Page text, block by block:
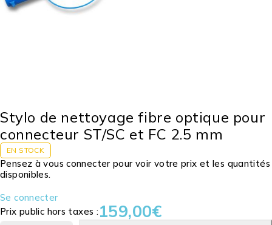
Stylo de nettoyage fibre optique pour
connecteur ST/SC et FC 2.5 mm
EN STOCK
Pensez à vous connecter pour voir votre prix et les quantités
disponibles.
Se connecter
Prix public hors taxes :159,00€